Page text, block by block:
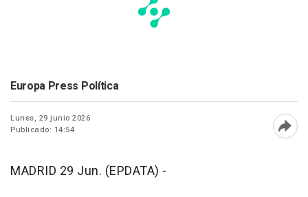
Europa Press Política
Lunes, 29 junio 2026
Publicado: 14:54
MADRID 29 Jun. (EPDATA) -